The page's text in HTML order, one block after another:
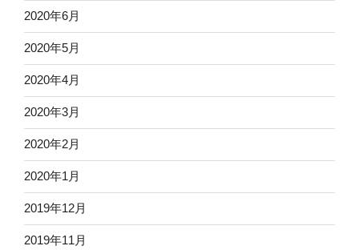
2020年6月
2020年5月
2020年4月
2020年3月
2020年2月
2020年1月
2019年12月
2019年11月